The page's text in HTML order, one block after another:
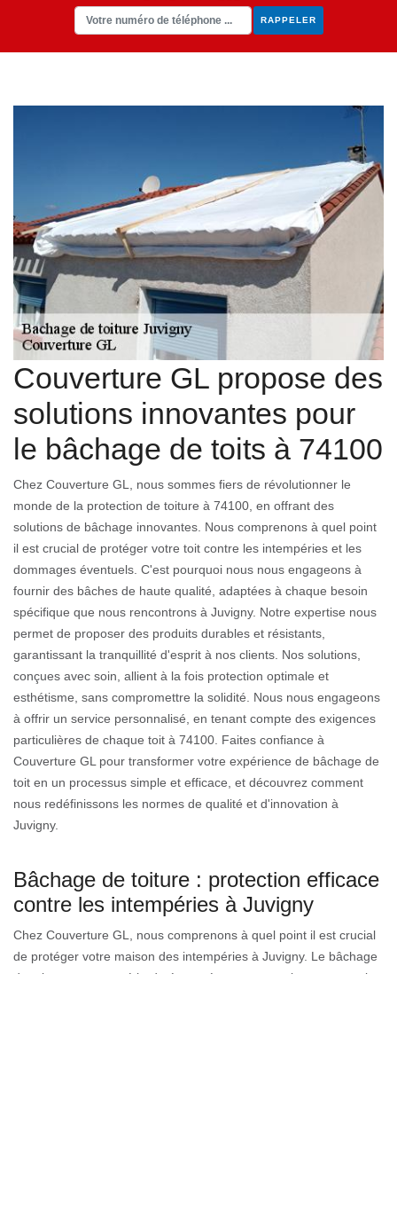
Couverture GL propose des
solutions innovantes pour
le bâchage de toits à 74100
Chez Couverture GL, nous sommes fiers de révolutionner le
monde de la protection de toiture à 74100, en offrant des
solutions de bâchage innovantes. Nous comprenons à quel point
il est crucial de protéger votre toit contre les intempéries et les
dommages éventuels. C'est pourquoi nous nous engageons à
fournir des bâches de haute qualité, adaptées à chaque besoin
spécifique que nous rencontrons à Juvigny. Notre expertise nous
permet de proposer des produits durables et résistants,
garantissant la tranquillité d'esprit à nos clients. Nos solutions,
conçues avec soin, allient à la fois protection optimale et
esthétisme, sans compromettre la solidité. Nous nous engageons
à offrir un service personnalisé, en tenant compte des exigences
particulières de chaque toit à 74100. Faites confiance à
Couverture GL pour transformer votre expérience de bâchage de
toit en un processus simple et efficace, et découvrez comment
nous redéfinissons les normes de qualité et d'innovation à
Juvigny.
Bâchage de toiture : protection efficace
contre les intempéries à Juvigny
Chez Couverture GL, nous comprenons à quel point il est crucial
de protéger votre maison des intempéries à Juvigny. Le bâchage
de toiture est une méthode éprouvée pour garantir une protection